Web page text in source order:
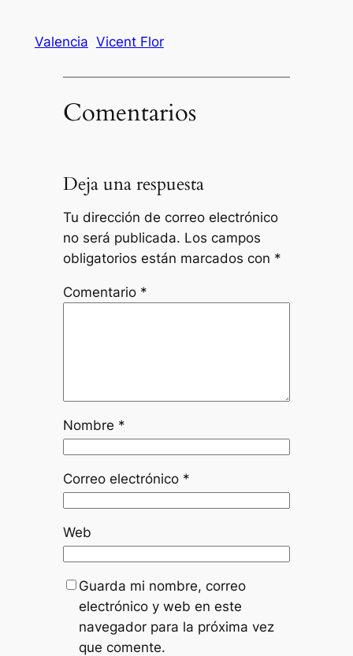
Valencia Vicent Flor
Comentarios
Deja una respuesta
Tu dirección de correo electrónico
no será publicada. Los campos
obligatorios están marcados con *
Comentario *
Nombre *
Correo electrónico *
Web
Guarda mi nombre, correo
electrónico y web en este
navegador para la próxima vez
que comente.